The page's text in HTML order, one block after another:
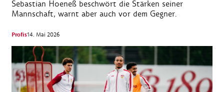
Sebastian Hoeneß beschwört die Stärken seiner
Mannschaft, warnt aber auch vor dem Gegner.
Profis14. Mai 2026